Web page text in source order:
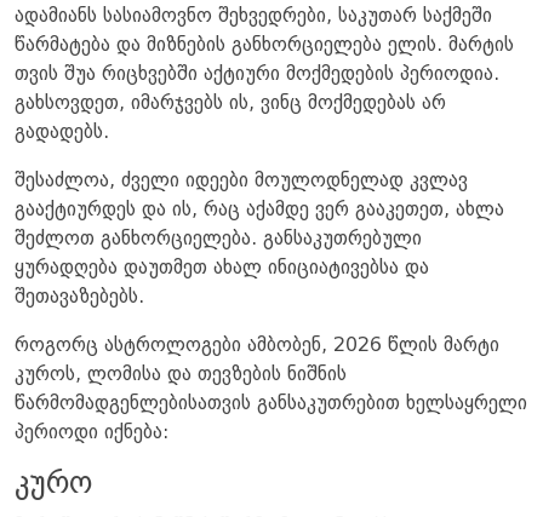
ადამიანს სასიამოვნო შეხვედრები, საკუთარ საქმეში
წარმატება და მიზნების განხორციელება ელის. მარტის
თვის შუა რიცხვებში აქტიური მოქმედების პერიოდია.
გახსოვდეთ, იმარჯვებს ის, ვინც მოქმედებას არ
გადადებს.
შესაძლოა, ძველი იდეები მოულოდნელად კვლავ
გააქტიურდეს და ის, რაც აქამდე ვერ გააკეთეთ, ახლა
შეძლოთ განხორციელება. განსაკუთრებული
ყურადღება დაუთმეთ ახალ ინიციატივებსა და
შეთავაზებებს.
როგორც ასტროლოგები ამბობენ, 2026 წლის მარტი
კუროს, ლომისა და თევზების ნიშნის
წარმომადგენლებისათვის განსაკუთრებით ხელსაყრელი
პერიოდი იქნება:
კურო